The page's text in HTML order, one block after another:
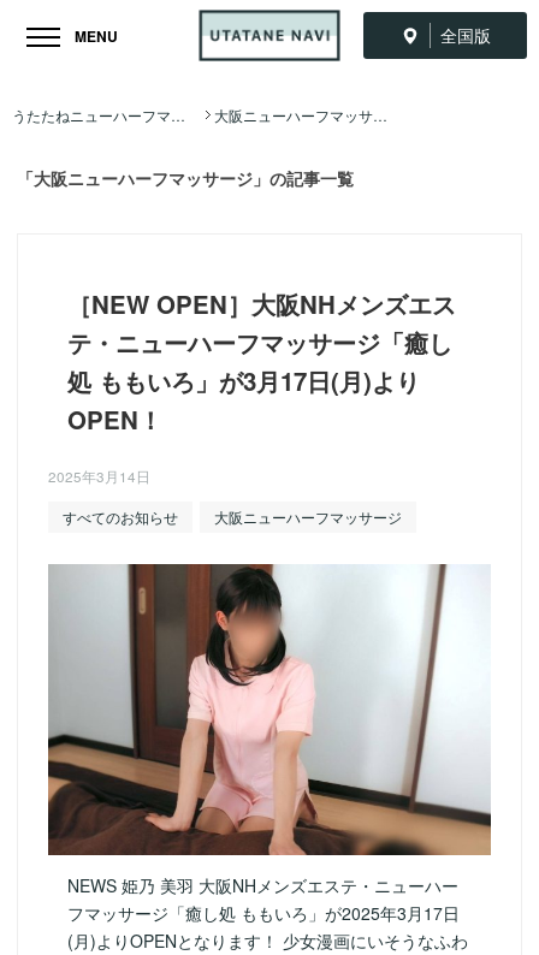
全国版
MENU
うたたねニューハーフマッサージ全国ナビ TOP 大阪ニューハーフマッサージ
「大阪ニューハーフマッサージ」の記事一覧
［NEW OPEN］大阪NHメンズエス
テ・ニューハーフマッサージ「癒し
処 ももいろ」が3月17日(月)より
OPEN！
2025年3月14日
すべてのお知らせ
大阪ニューハーフマッサージ
NEWS 姫乃 美羽 大阪NHメンズエステ・ニューハー
フマッサージ「癒し処 ももいろ」が2025年3月17日
(月)よりOPENとなります！ 少女漫画にいそうなふわ